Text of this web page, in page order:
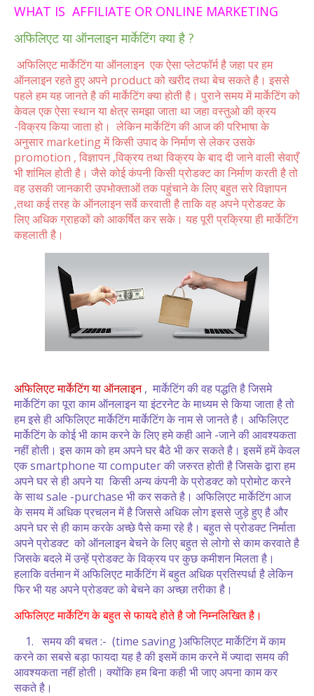
WHAT IS AFFILIATE OR ONLINE MARKETING
अफिलिएट या ऑनलाइनमार्केटिंग क्या है ?
अफिलिएट मार्केटिंगया ऑनलाइन एक ऐसा प्लेटफॉर्म है जहा पर हम
ऑनलाइन रहते हुए अपने product को खरीद तथा बेच सकते है। इससे
पहले हम यह जानते है की मार्केटिंग क्या होती है। पुराने समय में मार्केटिंग को
केवल एक ऐसा स्थान या क्षेत्र समझा जाता था जहा वस्तुओ की क्रय
-विक्रय किया जाता हो। लेकिन मार्केटिंग की आज की परिभाषा के
अनुसार marketing में किसी उपाद के निर्माण से लेकर उसके
promotion , विज्ञापन ,विक्रय तथा विक्रय के बाद दी जाने वाली सेवाएँ
भी शांमिल होती है। जैसे कोई कंपनी किसी प्रोडक्ट का निर्माण करती है तो
वह उसकी जानकारी उपभोक्ताओं तक पहुंचाने के लिए बहुत सरे विज्ञापन
,तथा कई तरह के ऑनलाइन सर्वे करवाती है ताकि वह अपने प्रोडक्ट के
लिए अधिक ग्राहकों को आकर्षित कर सके। यह पूरी प्रक्रिया ही मार्केटिंग
कहलाती है।
अफिलिएट मार्केटिंगया ऑनलाइन , मार्केटिंग की वह पद्धति है जिसमे
मार्केटिंग का पूरा काम ऑनलाइन या इंटरनेट के माध्यम से किया जाता है तो
हम इसे ही अफिलिएट मार्केटिंग मार्केटिंग के नाम से जानते है। अफिलिएट
मार्केटिंग के कोई भी काम करने के लिए हमे कही आने -जाने की आवश्यकता
नहीं होती। इस काम को हम अपने घर बैठे भी कर सकते है। इसमें हमें केवल
एक smartphone या computer की जरुरत होती है जिसके द्वारा हम
अपने घर से ही अपने या किसी अन्य कंपनी के प्रोडक्ट को प्रोमोट करने
के साथ sale -purchase भी कर सकते है। अफिलिएट मार्केटिंग आज
के समय में अधिक प्रचलन में है जिससे अधिक लोग इससे जुड़े हुए है और
अपने घर से ही काम करके अच्छे पैसे कमा रहे है। बहुत से प्रोडक्ट निर्माता
अपने प्रोडक्ट को ऑनलाइन बेचने के लिए बहुत से लोगो से काम करवाते है
जिसके बदले में उन्हें प्रोडक्ट के विक्रय पर कुछ कमीशन मिलता है।
हलाकि वर्तमान में अफिलिएट मार्केटिंग में बहुत अधिक प्रतिस्पर्धा है लेकिन
फिर भी यह अपने प्रोडक्ट को बेचने का अच्छा तरीका है।
अफिलिएट मार्केटिंग के बहुत से फायदे होते है जो निम्नलिखित है।
1. समय की बचत :- (time saving )अफिलिएट मार्केटिंग में काम
करने का सबसे बड़ा फायदा यह है की इसमें काम करने में ज्यादा समय की
आवश्यकता नहीं होती। क्योंकि हम बिना कही भी जाए अपना काम कर
सकते है।